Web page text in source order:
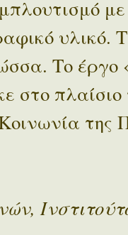
Το
στο
της